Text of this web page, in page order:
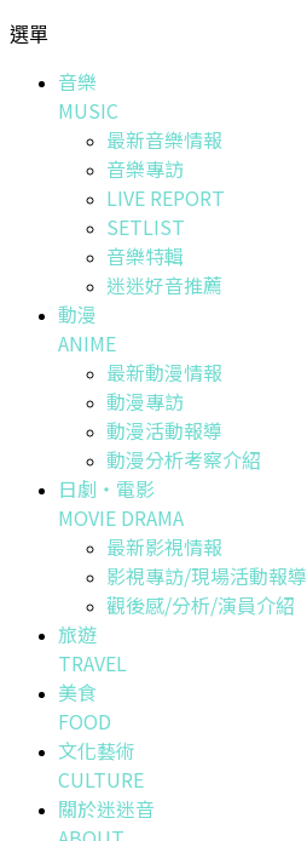
選單
音樂
MUSIC
最新音樂情報
音樂專訪
LIVE REPORT
SETLIST
音樂特輯
迷迷好音推薦
動漫
ANIME
最新動漫情報
動漫專訪
動漫活動報導
動漫分析考察介紹
日劇・電影
MOVIE DRAMA
最新影視情報
影視專訪/現場活動報導
觀後感/分析/演員介紹
旅遊
TRAVEL
美食
FOOD
文化藝術
CULTURE
關於迷迷音